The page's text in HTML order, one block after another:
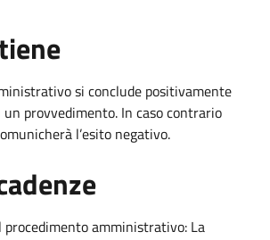
si conclude positivamente
un provvedimento. In caso contrario
l’esito negativo.
procedimento amministrativo: La